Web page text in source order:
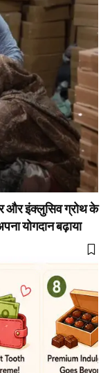
और इंक्लुसिव ग्रोथ के
योगदान बढ़ाया